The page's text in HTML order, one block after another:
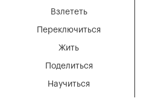
Взлететь
Переключиться
Жить
Поделиться
Научиться